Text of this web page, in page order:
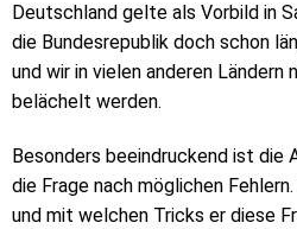
Deutschland gelte als Vorbild in
die Bundesrepublik doch schon
und wir in vielen anderen Ländern
belächelt werden.
Besonders beeindruckend ist die
die Frage nach möglichen
und mit welchen Tricks er diese